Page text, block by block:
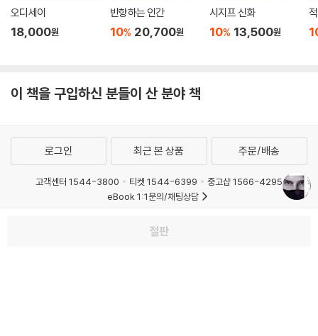
오디세이
18,000원
반항하는 인간
10% 20,700원
시지프 신화
10% 13,500원
이 책을 구입하신 분들이 산 분야 책
절판
로그인 최근 본 상품 주문/배송
고객센터 1544-3800 티켓 1544-6399
중고샵 1566-4295
eBook 1:1문의/채팅상담
개인정보처리방침